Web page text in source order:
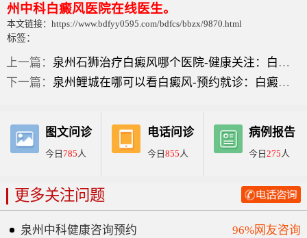
州中科白癜风医院在线医生。
本文链接：https://www.bdfyy0595.com/bdfcs/bbzx/9870.html
标签：
上一篇： 泉州石狮治疗白癜风哪个医院-健康关注：白癜风五年后的症状？
下一篇： 泉州鲤城在哪可以看白癜风-预约就诊：白癜风晚期有哪些症状？
图文问诊
今日785人
电话问诊
今日 855人
病例报告
今日275人
更多关注问题
泉州中科健康咨询预约
96%网友咨询